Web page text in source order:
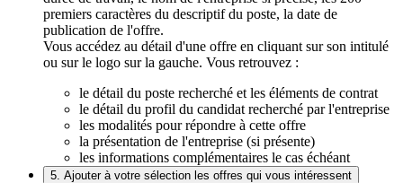
premiers caractères du descriptif du poste, la date de
publication de l'offre.
Vous accédez au détail d'une offre en cliquant sur son intitulé
ou sur le logo sur la gauche. Vous retrouvez :
le détail du poste recherché et les éléments de contrat
le détail du profil du candidat recherché par l'entreprise
les modalités pour répondre à cette offre
la présentation de l'entreprise (si présente)
les informations complémentaires le cas échéant
5. Ajouter à votre sélection les offres qui vous intéressent